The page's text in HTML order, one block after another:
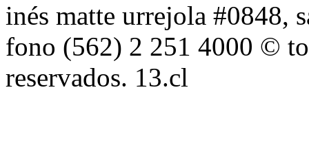
inés matte urrejola #0848,
fono (562) 2 251 4000 ©
reservados. 13.cl